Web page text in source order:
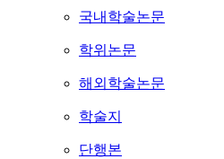
국내학술논문
학위논문
해외학술논문
학술지
단행본